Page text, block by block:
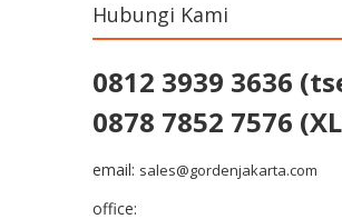
Hubungi Kami
0812 3939 3636
0878 7852 7576
email: sales@gordenjakarta.com
office: